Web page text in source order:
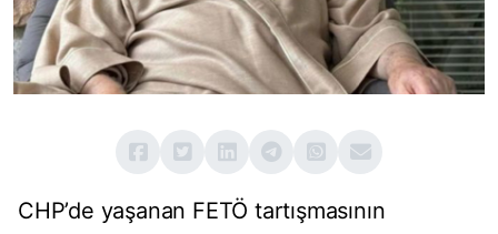
CHP’de yaşanan FETÖ tartışmasının